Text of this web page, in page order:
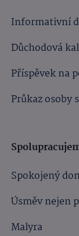
Informativní
Důchodová
Příspěvek na
Průkaz osoby
Spokojený
Úsměv nejen
Malyra